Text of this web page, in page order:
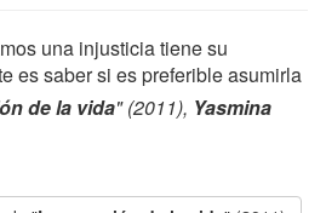
una injusticia tiene su
es saber si es preferible asumirla
de la vida" (2011), Yasmina